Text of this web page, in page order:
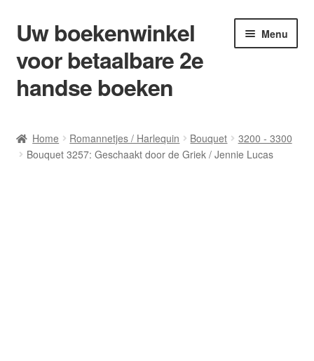
Ga
door
naar
navigatie
Ga
naar
de
inhoud
Uw boekenwinkel
voor betaalbare 2e
handse boeken
Menu
Afrekenen
Home Romannetjes / Harlequin Bouquet
3200 - 3300
Bouquet 3257: Geschaakt door de Griek / Jennie Lucas